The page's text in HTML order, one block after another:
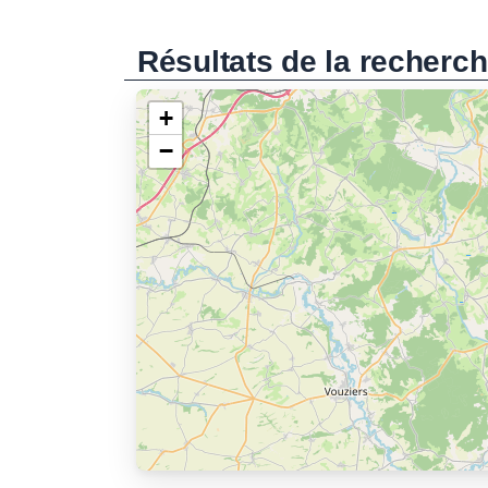
Résultats de la
+
−